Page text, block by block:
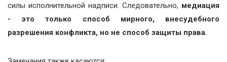
силы исполнительной надписи. Следовательно, медиация
- это только способ мирного, внесудебного
разрешения конфликта, но не способ защиты права.